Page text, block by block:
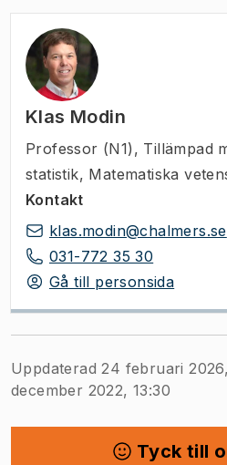
Klas Modin
Professor (N1) , Tillämpad
statistik, Matematiska
Kontakt
klas.modin@chalmers.se
031-772 35 30
Gå till personsida
Uppdaterad 24 februari 2026,
december 2022, 13:30
Tyck till